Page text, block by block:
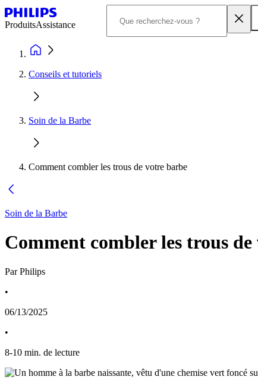
ProduitsAssistance
Conseils et tutoriels
Soin de la Barbe
Comment combler les trous de votre barbe
Soin de la Barbe
Comment combler les trous
Par Philips
•
06/13/2025
•
8-10 min. de lecture